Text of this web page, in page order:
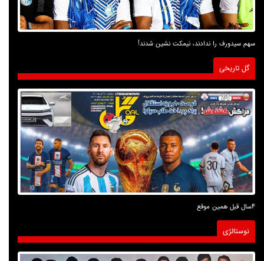
سهم سیدورف را ندادند، نیمکت نشین شدند!
گل تاریخی
4سال قبل همین موقع
نوستالژی